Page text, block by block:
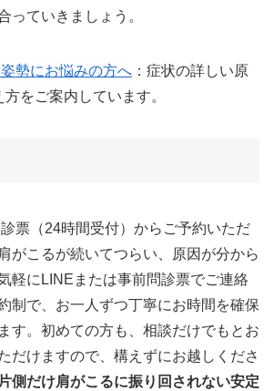
っていきましょう。
勢にお悩みの方へ ：症状の詳しい原
をご案内しています。
票（24時間受付）からご予約いただ
がこるが続いてつらい、原因が分から
軽にLINEまたは事前問診票でご連絡
制で、お一人ずつ丁寧にお時間を確保
す。初めての方も、相談だけでもとお
だけますので、構えずにお越しくださ
側だけ肩がこるに振り回されない安定